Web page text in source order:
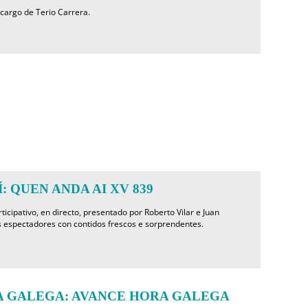
de Terio Carrera.
QUEN ANDA AI XV 839
en directo, presentado por Roberto Vilar e Juan
espectadores con contidos frescos e sorprendentes.
GALEGA: AVANCE HORA GALEGA